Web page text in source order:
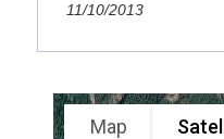
11/10/2013
Map